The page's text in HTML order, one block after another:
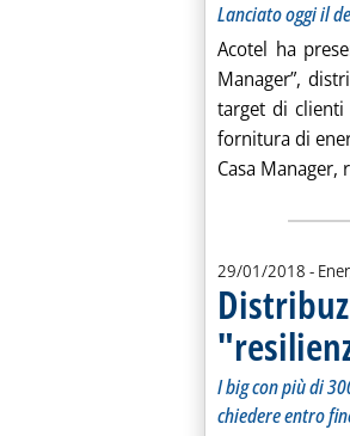
Lanciato oggi il
Acotel ha
Manager”,
target di clienti
fornitura di
Casa Manager,
29/01/2018 -
I big con più di
chiedere entro